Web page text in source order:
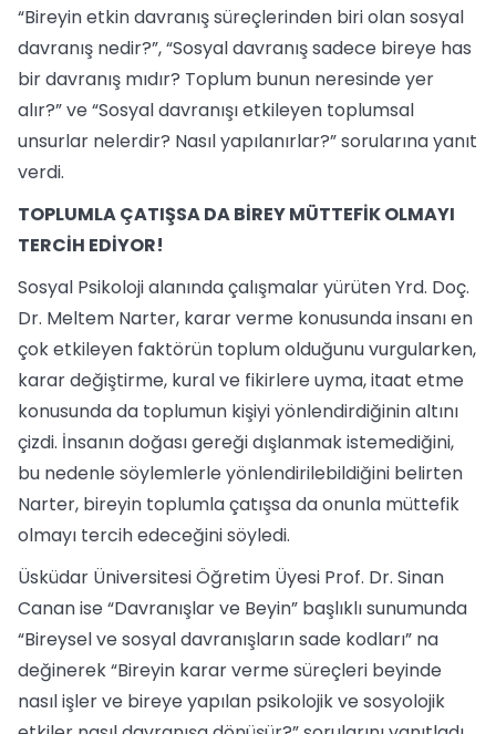
“Bireyin etkin davranış süreçlerinden biri olan sosyal
davranış nedir?”, “Sosyal davranış sadece bireye has
bir davranış mıdır? Toplum bunun neresinde yer
alır?” ve “Sosyal davranışı etkileyen toplumsal
unsurlar nelerdir? Nasıl yapılanırlar?” sorularına yanıt
verdi.
TOPLUMLA ÇATIŞSA DA BİREY MÜTTEFİK OLMAYI
TERCİH EDİYOR!
Sosyal Psikoloji alanında çalışmalar yürüten Yrd. Doç.
Dr. Meltem Narter, karar verme konusunda insanı en
çok etkileyen faktörün toplum olduğunu vurgularken,
karar değiştirme, kural ve fikirlere uyma, itaat etme
konusunda da toplumun kişiyi yönlendirdiğinin altını
çizdi. İnsanın doğası gereği dışlanmak istemediğini,
bu nedenle söylemlerle yönlendirilebildiğini belirten
Narter, bireyin toplumla çatışsa da onunla müttefik
olmayı tercih edeceğini söyledi.
Üsküdar Üniversitesi Öğretim Üyesi Prof. Dr. Sinan
Canan ise “Davranışlar ve Beyin” başlıklı sunumunda
“Bireysel ve sosyal davranışların sade kodları” na
değinerek “Bireyin karar verme süreçleri beyinde
nasıl işler ve bireye yapılan psikolojik ve sosyolojik